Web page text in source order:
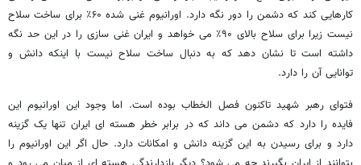
کارهایی کند که دشمن را دور نگه دارد. اورانیوم غنی شده ۶۰٪ برای ساخت سلاح
نیست زیرا برای سلاح بالای ۹۰٪ می خواهد و ایران غنی سازی را در این حد نگه
داشته است تا نشان دهد که به دنبال ساخت سلاح نیست با اینکه دانش و
توانایی آن را دارد.
فتوای رهبر شهید تاکنون فصل الخطاب بوده است. اما وجود این اورانیوم این
فایده را دارد که دشمن می داند که در برابر خطر هسته ای ایران تنها یک گزینه
دارد و برای رسیدن به این گزینه دانش و امکانات دارد. حال اگر این اورانیوم را